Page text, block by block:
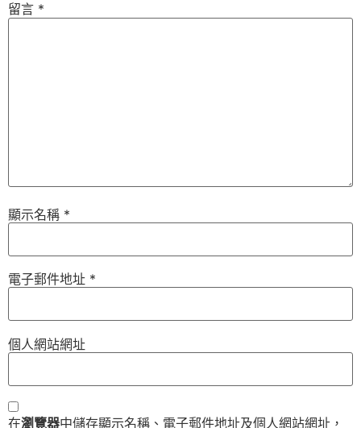
留言 *
顯示名稱 *
電子郵件地址 *
個人網站網址
在瀏覽器中儲存顯示名稱、電子郵件地址及個人網站網址，